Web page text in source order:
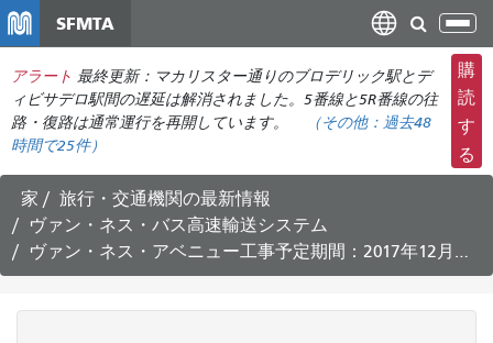
ン
コ
ン
ン
ツ
に
移
動
SFMTA
ナ
ビ
ゲ
ー
シ
ョ
切
り
替
アラート 最終更新：マカリスター通りのブロデリック駅とデ
ィビサデロ駅間の遅延は解消されました。5番線と5R番線の往
路・復路は通常運行を再開しています。
（その他： 過去48
時間で25件）
購
読
す
る
家
旅行・交通機関の最新情報
ヴァン・ネス・バス高速輸送システム
ヴァン・ネス・アベニュー工事予定期間：2017年12月3日～12月15日